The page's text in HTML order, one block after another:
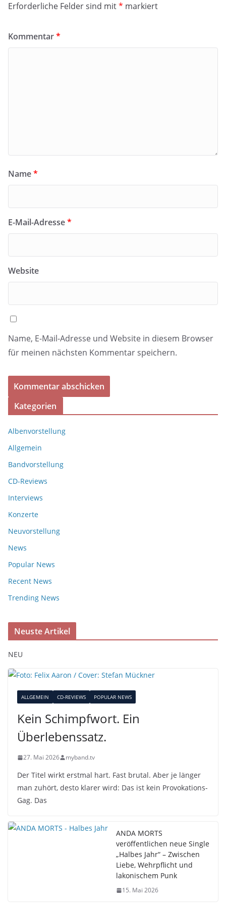
Erforderliche Felder sind mit* markiert
Kommentar*
Name*
E-Mail-Adresse*
Website
Name, E-Mail-Adresse und Website in diesem Browser
für meinen nächsten Kommentar speichern.
Kategorien
Albenvorstellung
Allgemein
Bandvorstellung
CD-Reviews
Interviews
Konzerte
Neuvorstellung
News
Popular News
Recent News
Trending News
Neuste Artikel
NEU
ALLGEMEIN CD-REVIEWS POPULAR NEWS
Kein Schimpfwort. Ein
Überlebenssatz.
27. Mai 2026 myband.tv
Der Titel wirkt erstmal hart. Fast brutal. Aber je länger
man zuhört, desto klarer wird: Das ist kein Provokations-
Gag. Das
ANDA MORTS
veröffentlichen neue Single
„Halbes Jahr“ – Zwischen
Liebe, Wehrpflicht und
lakonischem Punk
15. Mai 2026